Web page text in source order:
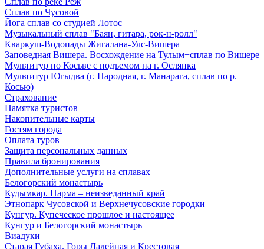
Сплав по Чусовой
Йога сплав со студией Лотос
Музыкальный сплав "Баян, гитара, рок-н-ролл"
Кваркуш-Водопады Жигалана-Улс-Вишера
Заповедная Вишера. Восхождение на Тулым+сплав по Вишере
Мультитур по Косьве с подъемом на г. Ослянка
Мультитур Югыдва (г. Народная, г. Манарага, сплав по р.
Косью)
Страхование
Памятка туристов
Накопительные карты
Гостям города
Оплата туров
Защита персональных данных
Правила бронирования
Дополнительные услуги на сплавах
Белогорский монастырь
Кудымкар. Парма – неизведанный край
Этнопарк Чусовской и Верхнечусовские городки
Кунгур. Купеческое прошлое и настоящее
Кунгур и Белогорский монастырь
Виадуки
Старая Губаха. Горы Ладейная и Крестовая